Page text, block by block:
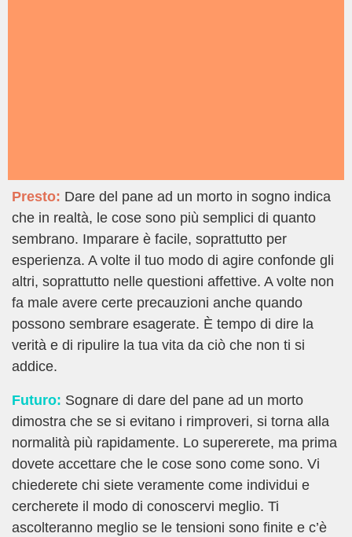
Presto: Dare del pane ad un morto in sogno indica
che in realtà, le cose sono più semplici di quanto
sembrano. Imparare è facile, soprattutto per
esperienza. A volte il tuo modo di agire confonde gli
altri, soprattutto nelle questioni affettive. A volte non
fa male avere certe precauzioni anche quando
possono sembrare esagerate. È tempo di dire la
verità e di ripulire la tua vita da ciò che non ti si
addice.
Futuro: Sognare di dare del pane ad un morto
dimostra che se si evitano i rimproveri, si torna alla
normalità più rapidamente. Lo supererete, ma prima
dovete accettare che le cose sono come sono. Vi
chiederete chi siete veramente come individui e
cercherete il modo di conoscervi meglio. Ti
ascolteranno meglio se le tensioni sono finite e c’è